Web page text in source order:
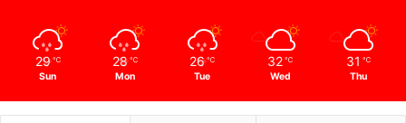
29 ℃
Sun
28 ℃
Mon
26 ℃
Tue
32 ℃
Wed
31 ℃
Thu